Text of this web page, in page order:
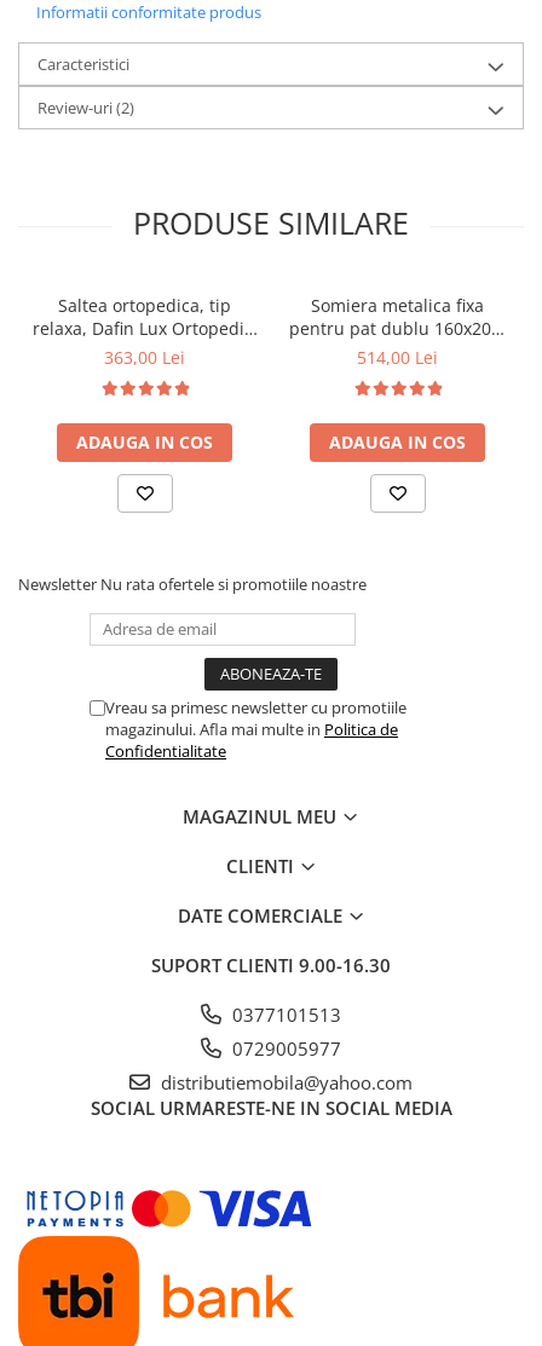
Informatii conformitate produs
Caracteristici
Review-uri(2)
PRODUSE SIMILARE
Saltea ortopedica, tip
relaxa, Dafin Lux Ortopedic,
90x200x21cm, fermitate
tip Bonell, fata vara-iarna,
sistem de aerisire cu
butoni, Salt Confort
363,00 Lei
ADAUGA IN COS
Somiera metalica fixa
pentru pat dublu 160x200,
6 picioare, 32 lamele lemn
saltea ferm, negru
514,00 Lei
ADAUGA IN COS
Newsletter Nu rata ofertele si promotiile noastre
Vreau sa primesc newsletter cu promotiile
magazinului. Afla mai multe in Politica de
Confidentialitate
MAGAZINUL MEU
CLIENTI
DATE COMERCIALE
SUPORT CLIENTI 9.00-16.30
0377101513
0729005977
distributiemobila@yahoo.com
SOCIAL URMARESTE-NE IN SOCIAL MEDIA